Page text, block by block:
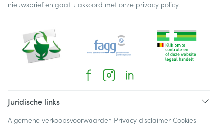
nieuwsbrief en gaat u akkoord met onze privacy policy.
Juridische links
Algemene verkoopsvoorwaarden Privacy disclaimer Cookies